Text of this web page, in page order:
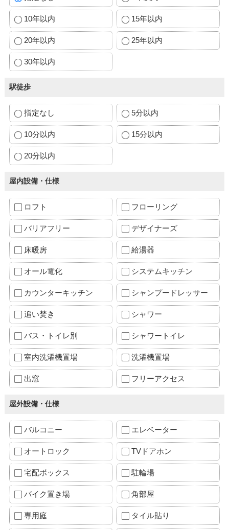
10年以内 15年以内
20年以内 25年以内
30年以内
駅徒歩
指定なし 5分以内
10分以内 15分以内
20分以内
屋内設備・仕様
ロフト フローリング
バリアフリー デザイナーズ
床暖房 給湯器
オール電化 システムキッチン
カウンターキッチン シャンプードレッサー
追い焚き シャワー
バス・トイレ別 シャワートイレ
室内洗濯機置場 洗濯機置場
出窓 フリーアクセス
屋外設備・仕様
バルコニー エレベーター
オートロック TVドアホン
宅配ボックス 駐輪場
バイク置き場 角部屋
専用庭 タイル貼り